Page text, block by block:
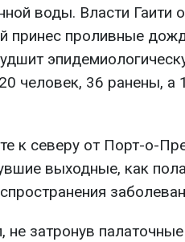
воды. Власти Гаити
принес проливные
человек, 36 ранены,
к северу от Порт-о-
выходные, как
не затронув